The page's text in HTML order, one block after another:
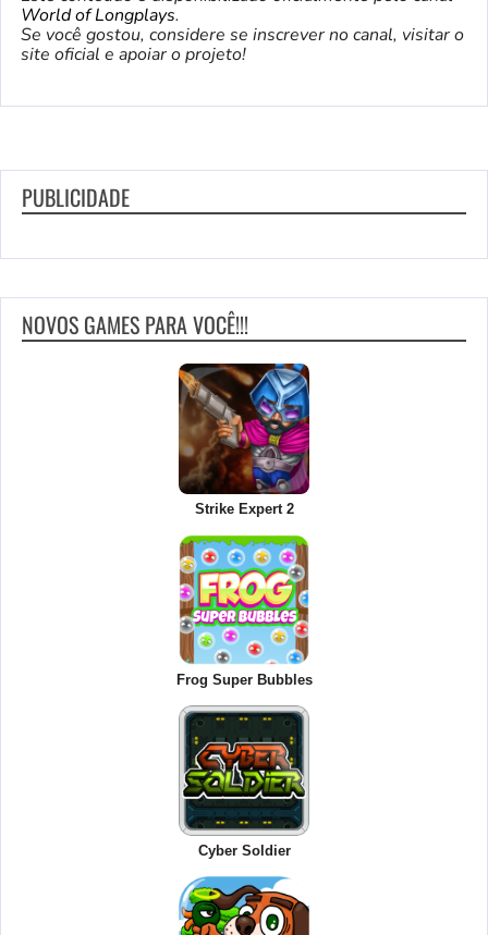
World of Longplays.
Se você gostou, considere se inscrever no canal, visitar o
site oficial e apoiar o projeto!
PUBLICIDADE
NOVOS GAMES PARA VOCÊ!!!
Strike Expert 2
Frog Super Bubbles
Cyber Soldier